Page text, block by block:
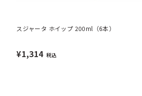
スジャータ ホイップ 200ml（6本）
¥1,314 税込